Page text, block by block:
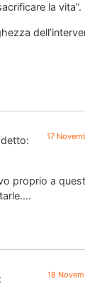
la vita”.
17
proprio a
18